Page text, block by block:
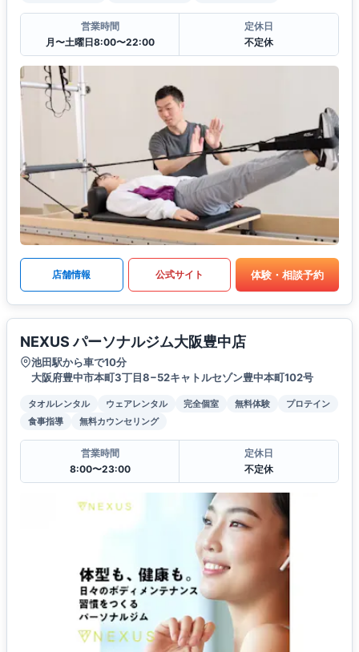
営業時間
月〜土曜日8:00〜22:00
定休日
不定休
店舗情報 公式サイト 体験・相談予約
NEXUS パーソナルジム大阪豊中店
池田駅から車で10分
大阪府豊中市本町3丁目8−52キャトルセゾン豊中本町102号
タオルレンタル ウェアレンタル 完全個室 無料体験
プロテイン
食事指導
無料カウンセリング
営業時間
8:00〜23:00
定休日
不定休